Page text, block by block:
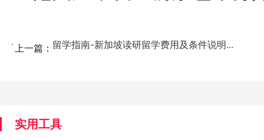
上一篇： 留学指南-新加坡读研留学费用及条件说明...
实用工具